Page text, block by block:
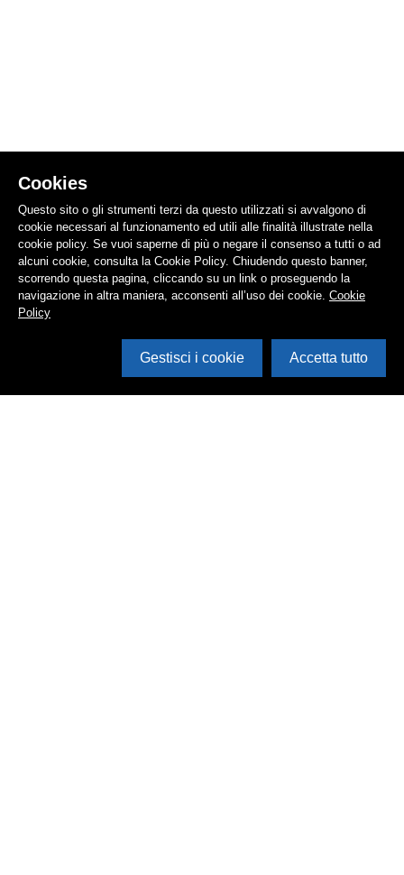
Cookies
Questo sito o gli strumenti terzi da questo utilizzati si avvalgono di
cookie necessari al funzionamento ed utili alle finalità illustrate nella
cookie policy. Se vuoi saperne di più o negare il consenso a tutti o ad
alcuni cookie, consulta la Cookie Policy. Chiudendo questo banner,
scorrendo questa pagina, cliccando su un link o proseguendo la
navigazione in altra maniera, acconsenti all’uso dei cookie. Cookie
Policy
Gestisci i cookie Accetta tutto